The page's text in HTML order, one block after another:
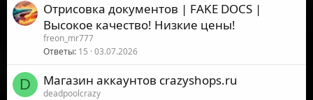
Отрисовка документов | FAKE DOCS |
Высокое качество! Низкие цены!
freon_mr777
Ответы 15 03.07.2026
D Магазин аккаунтов crazyshops.ru
deadpoolcrazy